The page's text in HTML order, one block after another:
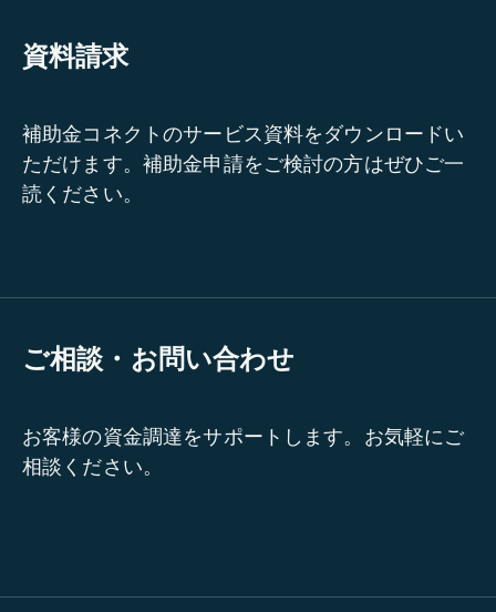
資料請求
補助金コネクトのサービス資料をダウンロードい
ただけます。補助金申請をご検討の方はぜひご一
読ください。
ご相談・お問い合わせ
お客様の資金調達をサポートします。お気軽にご
相談ください。